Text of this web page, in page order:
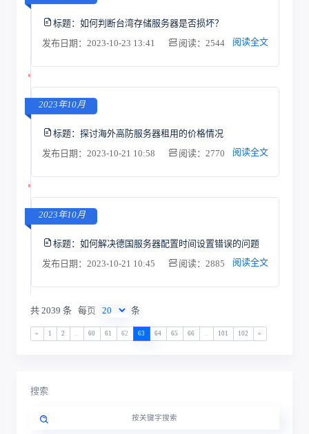
标题： 如何判断台湾存储服务器是否损坏？
发布日期：2023-10-23 13:41
阅读：2544 阅读全文
2023年10月
标题： 探讨海外高防服务器租用的价格情况
发布日期：2023-10-21 10:58
阅读：2770 阅读全文
2023年10月
标题： 如何解决德国服务器配置时间设置错误的问题
发布日期：2023-10-21 10:45
阅读：2885 阅读全文
共 2039 条 每页 条
« 1 2 60 61 62 63 64 65 66 101 102 »
搜索